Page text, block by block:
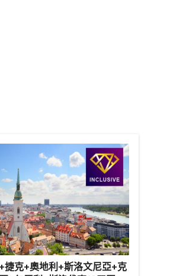
捷克+奧地利+斯洛文尼亞+克